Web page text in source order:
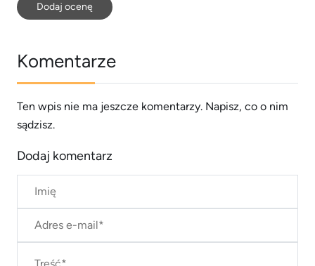
Dodaj ocenę
Komentarze
Ten wpis nie ma jeszcze komentarzy. Napisz, co o nim
sądzisz.
Dodaj komentarz